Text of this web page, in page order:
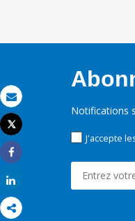
Email
Imprimer
Tweet
Share
Notifications
J'accepte